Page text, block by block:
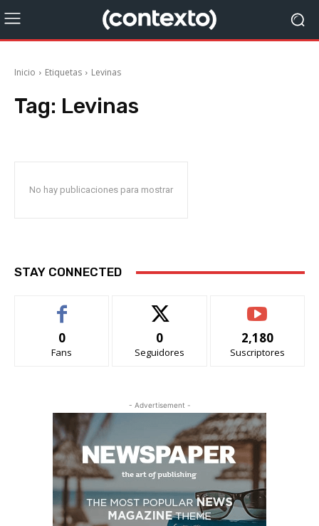
Inicio Etiquetas Levinas
Tag: Levinas
No hay publicaciones para mostrar
STAY CONNECTED
0
Fans
0
Seguidores
2,180
Suscriptores
- Advertisement -